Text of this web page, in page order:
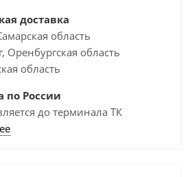
доставка
область
Оренбургская область
область
по России
до терминала ТК